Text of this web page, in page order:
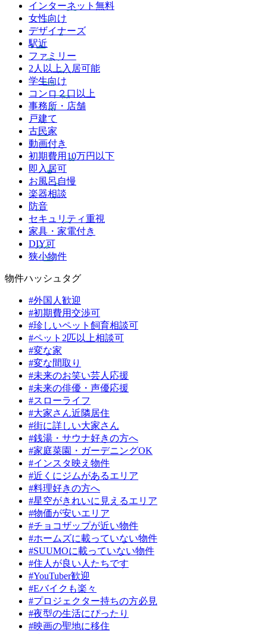
インターネット無料
女性向け
デザイナーズ
駅近
ファミリー
2人以上入居可能
学生向け
コンロ２口以上
事務所・店舗
戸建て
古民家
動画付き
初期費用10万円以下
即入居可
お風呂自慢
楽器相談
防音
セキュリティ重視
家具・家電付き
DIY可
狭小物件
物件ハッシュタグ
#外国人歓迎
#初期費用交渉可
#珍しいペット飼育相談可
#ペット2匹以上相談可
#変な家
#変な間取り
#未来のお笑い芸人応援
#未来の俳優・声優応援
#スローライフ
#大家さん近隣居住
#街に詳しい大家さん
#銭湯・サウナ好きの方へ
#家庭菜園・ガーデニングOK
#インスタ映え物件
#近くにジムがあるエリア
#料理好きの方へ
#星空がきれいに見えるエリア
#物価が安いエリア
#チョコザップが近い物件
#ホームズに載っていない物件
#SUUMOに載っていない物件
#住人が良い人たちです
#YouTuber歓迎
#Eバイクも楽々
#プロジェクター持ちの方必見
#夜型の生活にぴったり
#映画の聖地に移住